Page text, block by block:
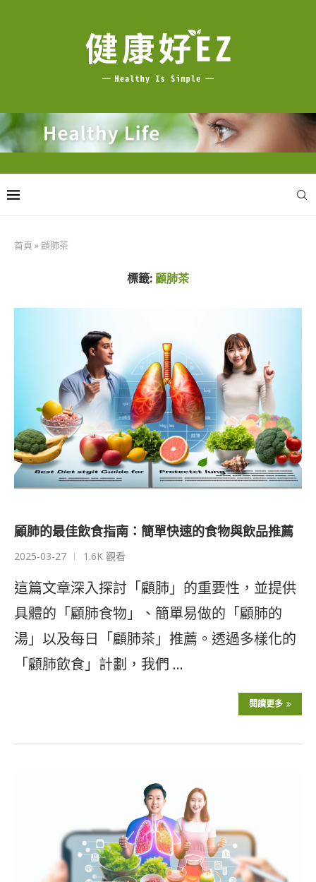
首頁 » 顧肺茶
標籤:顧肺茶
顧肺的最佳飲食指南：簡單快速的食物與飲品推薦
2025-03-27 1.6K 觀看
這篇文章深入探討「顧肺」的重要性，並提供
具體的「顧肺食物」、簡單易做的「顧肺的
湯」以及每日「顧肺茶」推薦。透過多樣化的
「顧肺飲食」計劃，我們 …
閱讀更多